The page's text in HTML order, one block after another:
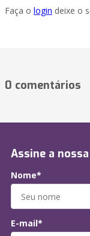
Faça o login deixe o
0 comentários
Assine a
Nome*
E-mail*